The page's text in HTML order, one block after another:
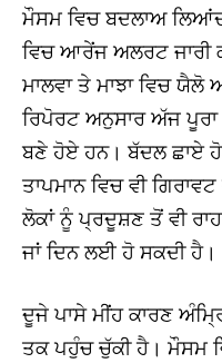
ਮੌਸਮ ਵਿਚ ਬਦਲਾਅ
ਵਿਚ ਆਰੇਂਜ ਅਲਰਟ ਜਾਰੀ
ਮਾਲਵਾ ਤੇ ਮਾਝਾ ਵਿਚ ਯੈਲੋ
ਰਿਪੋਰਟ ਅਨੁਸਾਰ ਅੱਜ
ਬਣੇ ਹੋਏ ਹਨ। ਬੱਦਲ ਛਾਏ
ਤਾਪਮਾਨ ਵਿਚ ਵੀ
ਲੋਕਾਂ ਨੂੰ ਪ੍ਰਦੂਸ਼ਣ ਤੋਂ ਵੀ
ਜਾਂ ਦਿਨ ਲਈ ਹੋ ਸਕਦੀ ਹੈ।
ਦੂਜੇ ਪਾਸੇ ਮੀਂਹ ਕਾਰਣ
ਤਕ ਪਹੁੰਚ ਚੁੱਕੀ ਹੈ। ਮੌਸਮ